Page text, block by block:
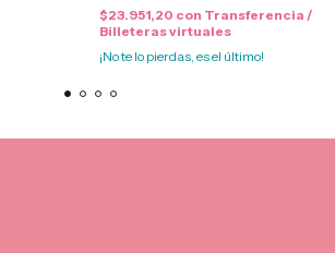
$23.951,20 con Transferencia /
Billeteras virtuales
¡No te lo pierdas, es el último!